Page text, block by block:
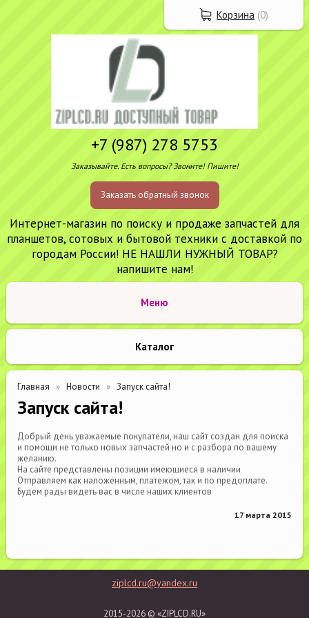
+7 (987) 278 5753
Заказывайте. Есть вопросы? Звоните! Пишите!
Заказать обратный звонок
Интернет-магазин по поиску и продаже запчастей для
планшетов, сотовых и бытовой техники с доставкой по
городам России! НЕ НАШЛИ НУЖНЫЙ ТОВАР?
напишите нам!
Каталог
Главная Новости Запуск сайта!
Запуск сайта!
Добрый день уважаемые покупатели, наш сайт создан для поиска
и помощи не только новых запчастей но и с разбора по вашему
желанию.
На сайте представлены позиции имеющиеся в наличии
Отправляем как наложенным, платежом, так и по предоплате.
Будем рады видеть вас в числе наших клиентов
17 марта 2015
ziplcd.ru@yandex.ru
2015-2026 © «ZIPLCD.RU»
Корзина (0)